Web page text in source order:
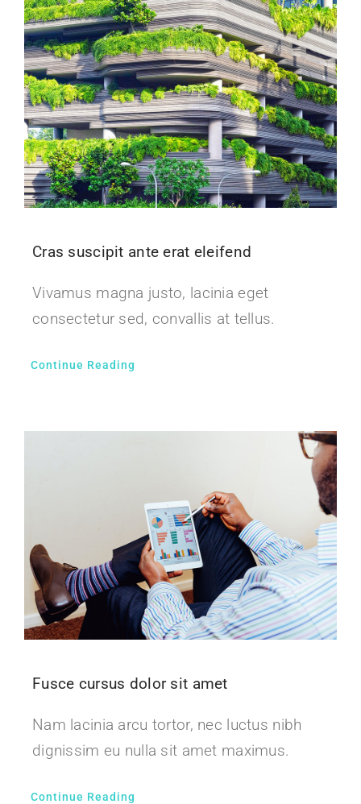
Cras suscipit ante erat eleifend
Vivamus magna justo, lacinia eget
consectetur sed, convallis at tellus.
Continue Reading
Fusce cursus dolor sit amet
Nam lacinia arcu tortor, nec luctus nibh
dignissim eu nulla sit amet maximus.
Continue Reading